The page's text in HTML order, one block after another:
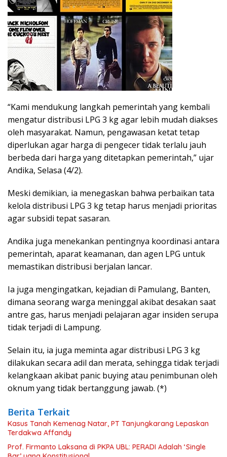
“Kami mendukung langkah pemerintah yang kembali
mengatur distribusi LPG 3 kg agar lebih mudah diakses
oleh masyarakat. Namun, pengawasan ketat tetap
diperlukan agar harga di pengecer tidak terlalu jauh
berbeda dari harga yang ditetapkan pemerintah,” ujar
Andika, Selasa (4/2).
Meski demikian, ia menegaskan bahwa perbaikan tata
kelola distribusi LPG 3 kg tetap harus menjadi prioritas
agar subsidi tepat sasaran.
Andika juga menekankan pentingnya koordinasi antara
pemerintah, aparat keamanan, dan agen LPG untuk
memastikan distribusi berjalan lancar.
Ia juga mengingatkan, kejadian di Pamulang, Banten,
dimana seorang warga meninggal akibat desakan saat
antre gas, harus menjadi pelajaran agar insiden serupa
tidak terjadi di Lampung.
Selain itu, ia juga meminta agar distribusi LPG 3 kg
dilakukan secara adil dan merata, sehingga tidak terjadi
kelangkaan akibat panic buying atau penimbunan oleh
oknum yang tidak bertanggung jawab. (*)
Berita Terkait
Kasus Tanah Kemenag Natar, PT Tanjungkarang Lepaskan
Terdakwa Affandy
Prof. Firmanto Laksana di PKPA UBL: PERADI Adalah ‘Single